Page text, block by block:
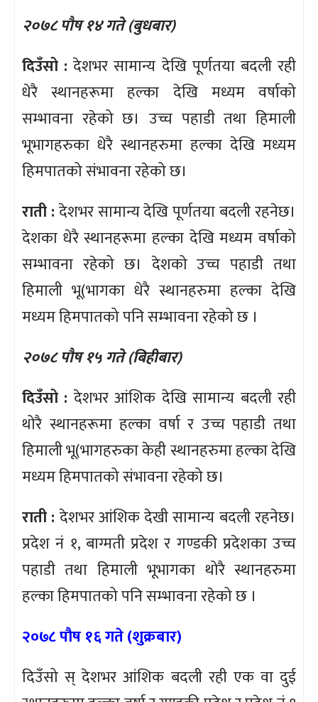
२०७८ पौष १४ गते (बुधबार)
दिउँसो : देशभर सामान्य देखि पूर्णतया बदली रही
धेरै स्थानहरूमा हल्का देखि मध्यम वर्षाको
सम्भावना रहेको छ। उच्च पहाडी तथा हिमाली
भूभागहरुका धेरै स्थानहरुमा हल्का देखि मध्यम
हिमपातको संभावना रहेको छ।
राती :देशभर सामान्य देखि पूर्णतया बदली रहनेछ।
देशका धेरै स्थानहरूमा हल्का देखि मध्यम वर्षाको
सम्भावना रहेको छ। देशको उच्च पहाडी तथा
हिमाली भू(भागका धेरै स्थानहरुमा हल्का देखि
मध्यम हिमपातको पनि सम्भावना रहेको छ ।
२०७८ पौष १५ गते (बिहीबार)
दिउँसो : देशभर आंशिक देखि सामान्य बदली रही
थोरै स्थानहरूमा हल्का वर्षा र उच्च पहाडी तथा
हिमाली भू(भागहरुका केही स्थानहरुमा हल्का देखि
मध्यम हिमपातको संभावना रहेको छ।
राती :देशभर आंशिक देखी सामान्य बदली रहनेछ।
प्रदेश नं १, बाग्मती प्रदेश र गण्डकी प्रदेशका उच्च
पहाडी तथा हिमाली भूभागका थोरै स्थानहरुमा
हल्का हिमपातको पनि सम्भावना रहेको छ ।
२०७८ पौष १६ गते (शुक्रबार)
दिउँसो स् देशभर आंशिक बदली रही एक वा दुई